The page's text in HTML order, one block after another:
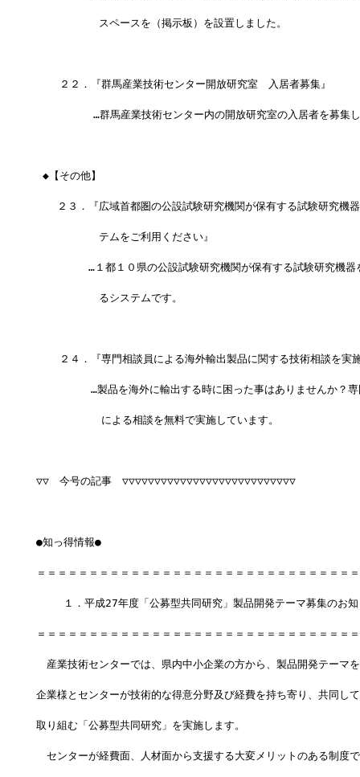
スペースを（掲示板）を設置しました。
２２．『群馬産業技術センター開放研究室　入居者募集』
…群馬産業技術センター内の開放研究室の入居者を募集し
◆【その他】
２３．『広域首都圏の公設試験研究機関が保有する試験研究機
テムをご利用ください』
…１都１０県の公設試験研究機関が保有する試験研究機器
るシステムです。
２４．『専門相談員による海外輸出製品に関する技術相談を実
…製品を海外に輸出する時に困った事はありませんか？専
による相談を無料で実施しています。
▽▽　今号の記事　▽▽▽▽▽▽▽▽▽▽▽▽▽▽▽▽▽▽▽▽▽▽▽▽▽▽▽
●知っ得情報●
＝＝＝＝＝＝＝＝＝＝＝＝＝＝＝＝＝＝＝＝＝＝＝＝＝＝＝＝＝＝
１．平成27年度「公募型共同研究」製品開発テーマ募集のお知
＝＝＝＝＝＝＝＝＝＝＝＝＝＝＝＝＝＝＝＝＝＝＝＝＝＝＝＝＝＝
産業技術センターでは、県内中小企業の方から、製品開発テーマ
企業様とセンターが技術的な得意分野及び経費を持ち寄り、共同し
取り組む「公募型共同研究」を実施します。
センターが経費面、人材面から支援する大変メリットのある制度